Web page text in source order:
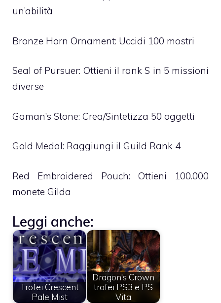
un’abilità
Bronze Horn Ornament: Uccidi 100 mostri
Seal of Pursuer: Ottieni il rank S in 5 missioni
diverse
Gaman’s Stone: Crea/Sintetizza 50 oggetti
Gold Medal: Raggiungi il Guild Rank 4
Red Embroidered Pouch: Ottieni 100.000
monete Gilda
Leggi anche:
Trofei Crescent
Pale Mist
Dragon's Crown
trofei PS3 e PS
Vita